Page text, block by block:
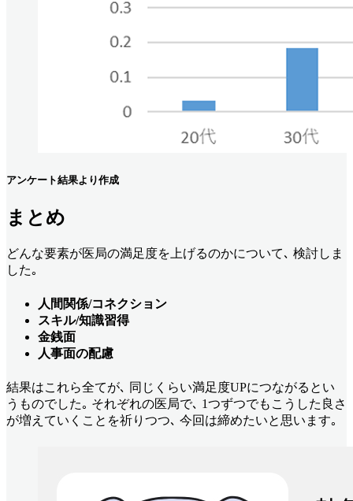
アンケート結果より作成
まとめ
どんな要素が医局の満足度を上げるのかについて､ 検討しま
した｡
人間関係/コネクション
スキル/知識習得
金銭面
人事面の配慮
結果はこれら全てが､ 同じくらい満足度UPにつながるとい
うものでした｡ それぞれの医局で､ 1つずつでもこうした良さ
が増えていくことを祈りつつ､ 今回は締めたいと思います｡